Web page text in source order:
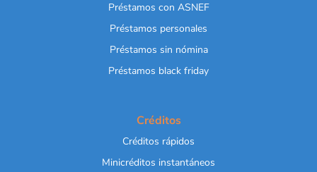
Préstamos con ASNEF
Préstamos personales
Préstamos sin nómina
Préstamos black friday
Créditos
Créditos rápidos
Minicréditos instantáneos